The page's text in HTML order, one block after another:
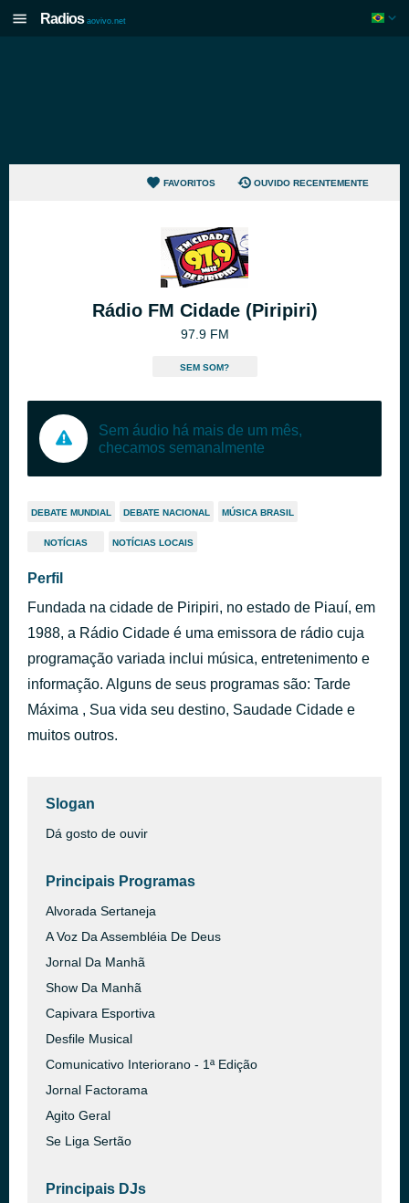
Radios aovivo.net
FAVORITOS OUVIDO RECENTEMENTE
Rádio FM Cidade (Piripiri)
97.9 FM
SEM SOM?
Sem áudio há mais de um mês,
checamos semanalmente
DEBATE MUNDIAL DEBATE NACIONAL MÚSICA BRASIL
NOTÍCIAS NOTÍCIAS LOCAIS
Perfil
Fundada na cidade de Piripiri, no estado de Piauí, em
1988, a Rádio Cidade é uma emissora de rádio cuja
programação variada inclui música, entretenimento e
informação. Alguns de seus programas são: Tarde
Máxima , Sua vida seu destino, Saudade Cidade e
muitos outros.
Slogan
Dá gosto de ouvir
Principais Programas
Alvorada Sertaneja
A Voz Da Assembléia De Deus
Jornal Da Manhã
Show Da Manhã
Capivara Esportiva
Desfile Musical
Comunicativo Interiorano - 1ª Edição
Jornal Factorama
Agito Geral
Se Liga Sertão
Principais DJs